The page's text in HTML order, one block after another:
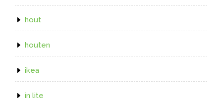
hout
houten
ikea
in lite